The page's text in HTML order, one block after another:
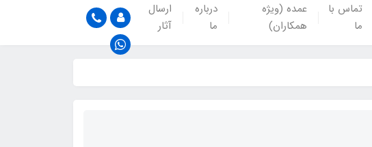
تماس با
ما
عمده (ویژه
همکاران)
درباره
ما
ارسال
آثار